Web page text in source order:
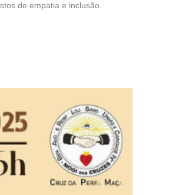
de empatia e inclusão.